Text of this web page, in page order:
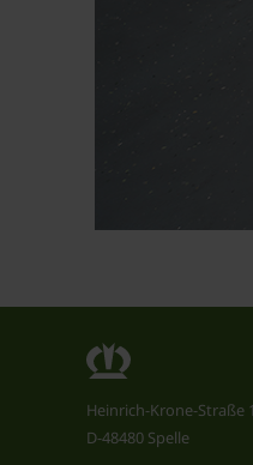
Heinrich-Krone-Straße
D-48480 Spelle